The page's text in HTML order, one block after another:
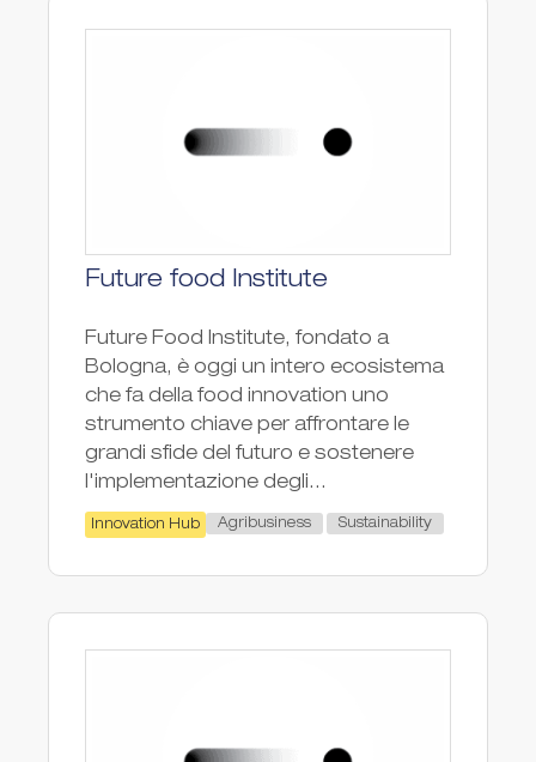
Future food Institute
Future Food Institute, fondato a
Bologna, è oggi un intero ecosistema
che fa della food innovation uno
strumento chiave per affrontare le
grandi sfide del futuro e sostenere
l'implementazione degli...
Innovation Hub Agribusiness Sustainability